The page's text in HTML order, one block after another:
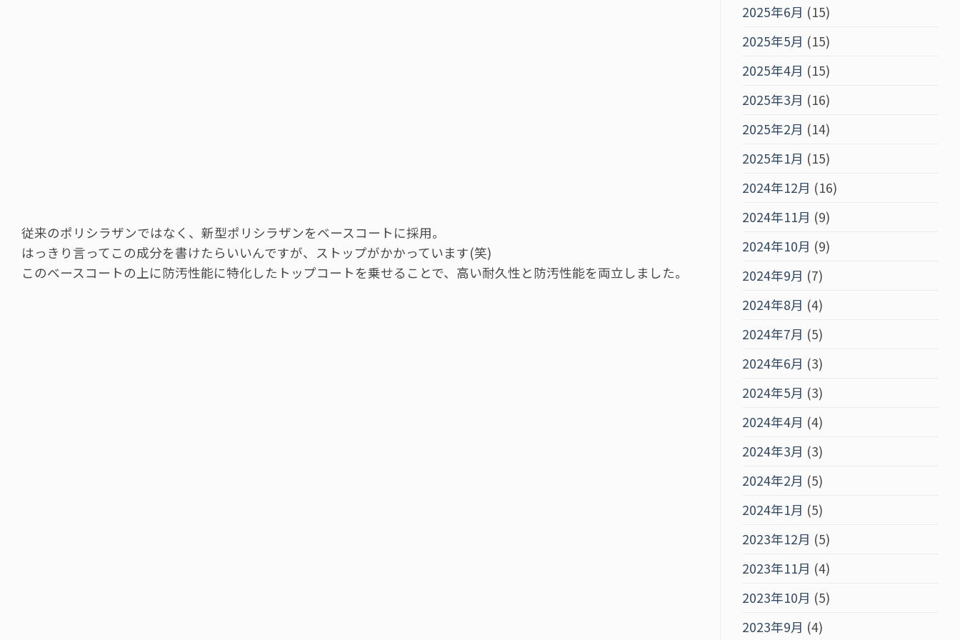
従来のポリシラザンではなく、新型ポリシラザンをベースコートに採用。
はっきり言ってこの成分を書けたらいいんですが、ストップがかかっています(笑)
このベースコートの上に防汚性能に特化したトップコートを乗せることで、高い耐久性と防汚性能を両立しました。
2025年6月 (15)
2025年5月 (15)
2025年4月 (15)
2025年3月 (16)
2025年2月 (14)
2025年1月 (15)
2024年12月 (16)
2024年11月 (9)
2024年10月 (9)
2024年9月 (7)
2024年8月 (4)
2024年7月 (5)
2024年6月 (3)
2024年5月 (3)
2024年4月 (4)
2024年3月 (3)
2024年2月 (5)
2024年1月 (5)
2023年12月 (5)
2023年11月 (4)
2023年10月 (5)
2023年9月 (4)